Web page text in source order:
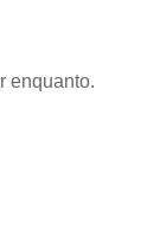
enquanto.